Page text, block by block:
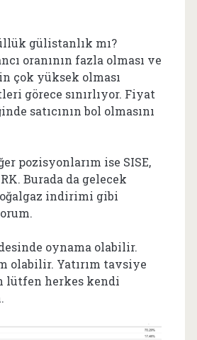
gülistanlık mı?
oranının fazla olması ve
çok yüksek olması
görece sınırlıyor. Fiyat
satıcının bol olmasını
pozisyonlarım ise SISE,
Burada da gelecek
indirimi gibi
oynama olabilir.
olabilir. Yatırım tavsiye
lütfen herkes kendi